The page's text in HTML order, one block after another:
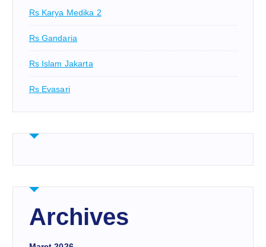
Rs Karya Medika 2
Rs Gandaria
Rs Islam Jakarta
Rs Evasari
Archives